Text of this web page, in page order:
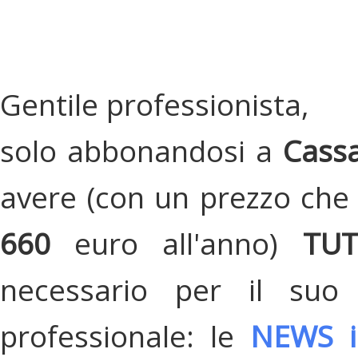
Gentile professionista,
solo abbonandosi a
avere (con un prezzo
660 euro all'anno)
necessario per il suo
professionale: le